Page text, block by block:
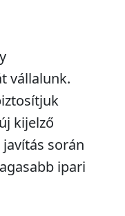
vállalunk.
kijelző
során
ipari